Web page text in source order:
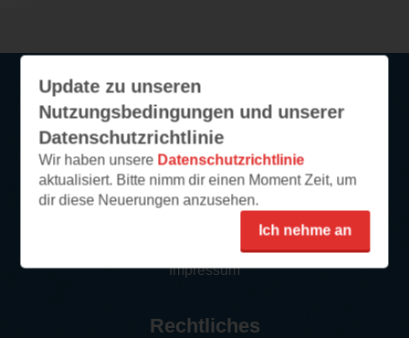
Update zu unseren
Nutzungsbedingungen und unserer
Datenschutzrichtlinie
Wir haben unsere Datenschutzrichtlinie
aktualisiert. Bitte nimm dir einen Moment Zeit, um
dir diese Neuerungen anzusehen.
Ich nehme an
Service
So funktioniert‘s
FAQ
Newsletter abonnieren
Impressum
Rechtliches